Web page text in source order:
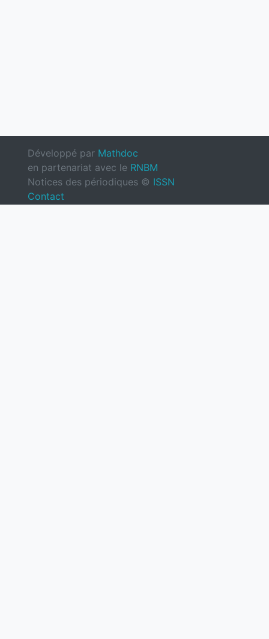
Développé par Mathdoc
en partenariat avec le RNBM
Notices des périodiques © ISSN
Contact